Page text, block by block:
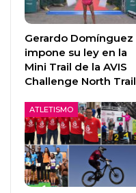
Gerardo Domínguez
impone su ley en la
Mini Trail de la AVIS
Challenge North Trail
ATLETISMO